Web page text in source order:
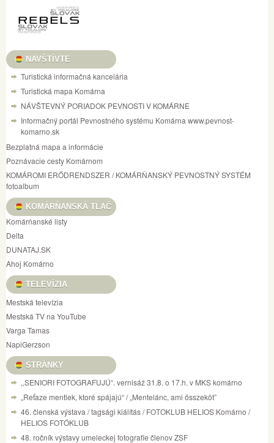
NAVŠTÍVTE
Turistická informačná kancelária
Turistická mapa Komárna
NÁVŠTEVNÝ PORIADOK PEVNOSTI V KOMÁRNE
Informačný portál Pevnostného systému Komárna www.pevnost-
komarno.sk
Bezplatná mapa a informácie
Poznávacie cesty Komárnom
KOMÁROMI ERŐDRENDSZER / KOMÁRŇANSKÝ PEVNOSTNÝ SYSTÉM
fotoalbum
KOMÁRŇANSKÁ TLAČ
Komárňanské listy
Delta
DUNATAJ.SK
Ahoj Komárno
TELEVÍZIA
Mestská televízia
Mestská TV na YouTube
Varga Tamas
NapiGerzson
STRÁNKY
,,SENIORI FOTOGRAFUJÚ“. vernisáž 31.8. o 17.h. v MKS komárno
„Reťaze mentiek, ktoré spájajú“ / „Mentelánc, ami összeköt”
46. členská výstava / tagsági kiálítás / FOTOKLUB HELIOS Komárno /
HELIOS FOTÓKLUB
48. ročník výstavy umeleckej fotografie členov ZSF